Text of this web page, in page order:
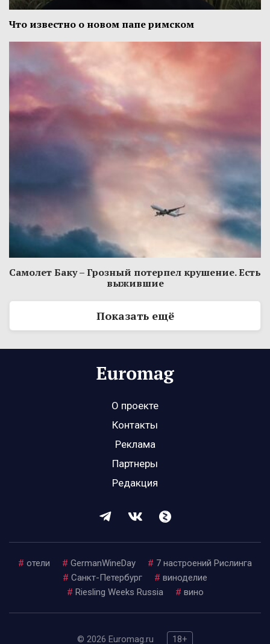
Что известно о новом папе римском
Самолет Баку – Грозный потерпел крушение. Есть
выжившие
Показать ещё
О проекте
Контакты
Реклама
Партнеры
Редакция
# отели # GermanWineDay # 7 настроений Рислинга
# Санкт-Петербург # виноделие
# Riesling Weeks Russia # вино
© 2026 Euromag.ru 18+